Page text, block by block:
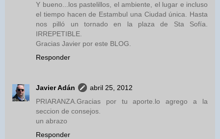
Y bueno...los pastelillos, el ambiente, el lugar e incluso
el tiempo hacen de Estambul una Ciudad única. Hasta
nos pilló un tornado en la plaza de Sta Sofía.
IRREPETIBLE.
Gracias Javier por este BLOG.
Responder
Javier Adán
abril 25, 2012
PRIARANZA.Gracias por tu aporte.lo agrego a la
seccion de consejos.
un abrazo
Responder